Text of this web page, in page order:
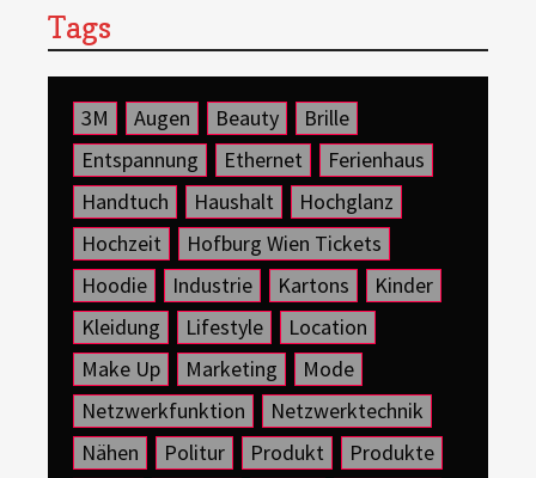
Tags
3M Augen Beauty
Brille
Entspannung
Ethernet
Ferienhaus
Handtuch
Haushalt
Hochglanz
Hochzeit
Hofburg Wien Tickets
Hoodie
Industrie Kartons
Kinder
Kleidung
Lifestyle
Location
Make Up
Marketing
Mode
Netzwerkfunktion
Netzwerktechnik
Nähen
Politur Produkt
Produkte